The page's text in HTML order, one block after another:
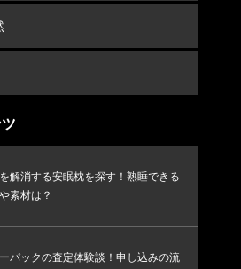
解消する安眠枕を探す！熟睡できる
素材は？
パックの査定体験談！申し込みの流